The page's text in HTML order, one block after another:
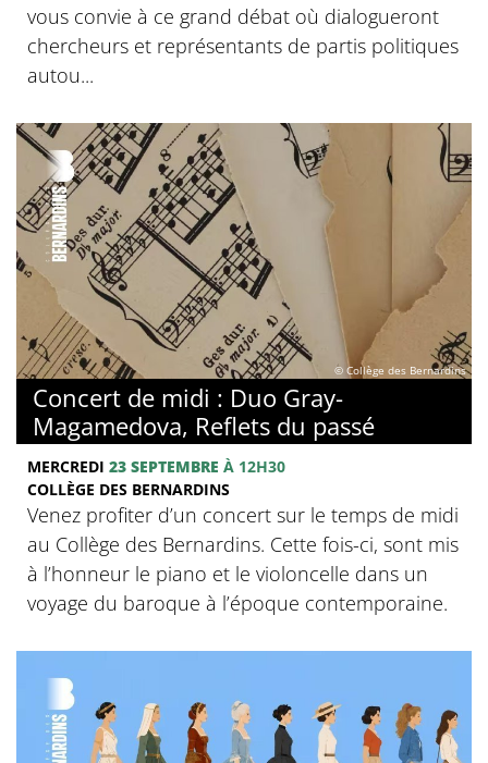
vous convie à ce grand débat où dialogueront
chercheurs et représentants de partis politiques
autou...
© Collège des Bernardins
Concert de midi : Duo Gray-
Magamedova, Reflets du passé
MERCREDI 23 SEPTEMBRE À 12H30
COLLÈGE DES BERNARDINS
Venez profiter d’un concert sur le temps de midi
au Collège des Bernardins. Cette fois-ci, sont mis
à l’honneur le piano et le violoncelle dans un
voyage du baroque à l’époque contemporaine.